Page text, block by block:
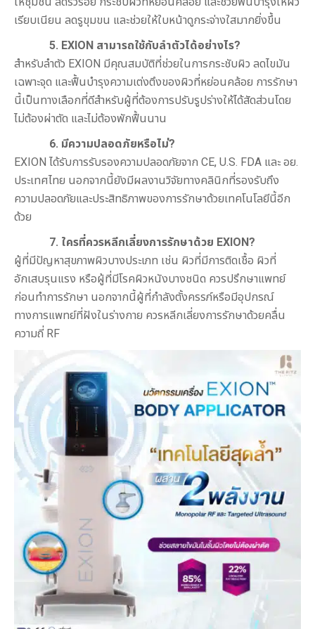
เรียบเนียน ลดรูขุมขน และช่วยให้ใบหน้าดูกระจ่างใสมากยิ่งขึ้น
5. EXION สามารถใช้กับลำตัวได้อย่างไร?
สำหรับลำตัว EXION มีคุณสมบัติที่ช่วยในการกระชับผิว ลดไขมัน
เฉพาะจุด และฟื้นบำรุงความเต่งตึงของผิวที่หย่อนคล้อย การรักษา
นี้เป็นทางเลือกที่ดีสำหรับผู้ที่ต้องการปรับรูปร่างให้ได้สัดส่วนโดย
ไม่ต้องผ่าตัด และไม่ต้องพักฟื้นนาน
6. มีความปลอดภัยหรือไม่?
EXION ได้รับการรับรองความปลอดภัยจาก CE, U.S. FDA และ อย.
ประเทศไทย นอกจากนี้ยังมีผลงานวิจัยทางคลินิกที่รองรับถึง
ความปลอดภัยและประสิทธิภาพของการรักษาด้วยเทคโนโลยีนี้อีก
ด้วย
7. ใครที่ควรหลีกเลี่ยงการรักษาด้วย EXION?
ผู้ที่มีปัญหาสุขภาพผิวบางประเภท เช่น ผิวที่มีการติดเชื้อ ผิวที่
อักเสบรุนแรง หรือผู้ที่มีโรคผิวหนังบางชนิด ควรปรึกษาแพทย์
ก่อนทำการรักษา นอกจากนี้ผู้ที่กำลังตั้งครรภ์หรือมีอุปกรณ์
ทางการแพทย์ที่ฝังในร่างกาย ควรหลีกเลี่ยงการรักษาด้วยคลื่น
ความถี่ RF